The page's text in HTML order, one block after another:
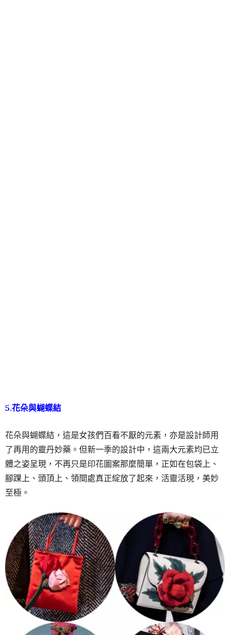
5.花朵與蝴蝶結
花朵與蝴蝶結，這是女孩們百看不厭的元素，亦是設計師用
了再用的靈丹妙藥。但新一季的設計中，這兩大元素均已立
體之姿呈現，不再只是印花圖案那麼簡單，正如在包袋上、
腳踝上、頭頂上、領間處真正綻放了起來，活靈活現，美妙
至極。